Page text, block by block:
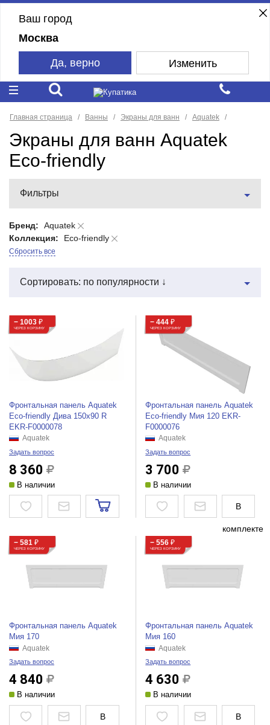
Ваш город
Москва
Да, верно Изменить
Главная страница Ванны Экраны для ванн Aquatek
Экраны для ванн Aquatek
Eco-friendly
Фильтры
Бренд:
Aquatek
Коллекция:
Eco-friendly
Сбросить все
Сортировать: по популярности ↓
− 1003 ₽
ЧЕРЕЗ КОРЗИНУ
Фронтальная панель Aquatek
Eco-friendly Дива 150х90 R
EKR-F0000078
Aquatek
Задать вопрос
8 360
В наличии
− 444 ₽
ЧЕРЕЗ КОРЗИНУ
Фронтальная панель Aquatek
Eco-friendly Мия 120 EKR-
F0000076
Aquatek
Задать вопрос
3 700
В наличии
В
комплекте
− 581 ₽
ЧЕРЕЗ КОРЗИНУ
Фронтальная панель Aquatek
Мия 170
Aquatek
Задать вопрос
4 840
В наличии
В
− 556 ₽
ЧЕРЕЗ КОРЗИНУ
Фронтальная панель Aquatek
Мия 160
Aquatek
Задать вопрос
4 630
В наличии
В